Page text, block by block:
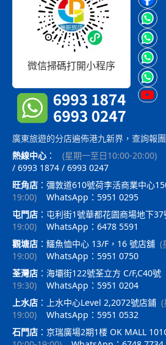
微信掃碼打開小程序
廣東旅遊的分店遍佈港九新界，查詢報團
熱線中心 ： (星期一至日10:00-20:00)
/ 6993 1874 / 6993 0247
旺角店 ： 彌敦道610號荷李活商業中心
19:00)
WhatsApp：5951 0295
屯門店 ： 屯利街1號華都花園商場地下37
19:00)
WhatsApp：6478 5591
觀塘店 ： 鱷魚恤中心 13/F，16 號店舖 (
19:00)
WhatsApp：5951 0750
荃灣店 ： 海壩街122號荃立方 C/F,C40號
19:30)
WhatsApp：5951 0204
上水店 ： 上水中心Level 2,2072號店鋪 (
19:00)
WhatsApp：5951 0532
石門店 ： 京瑞廣場2期1楼 OK MALL